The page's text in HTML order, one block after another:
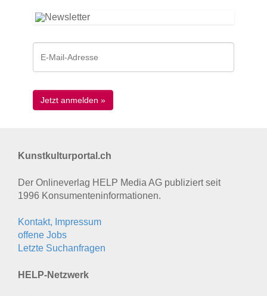
Kunstkulturportal.ch
Der Onlineverlag HELP Media AG publiziert seit
1996 Konsumenten­informationen.
Kontakt, Impressum
offene Jobs
Letzte Suchanfragen
HELP-Netzwerk